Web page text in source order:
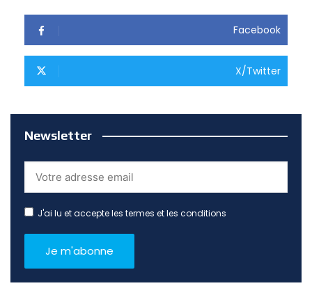
Facebook
X/Twitter
Newsletter
J'ai lu et accepte les termes et les conditions